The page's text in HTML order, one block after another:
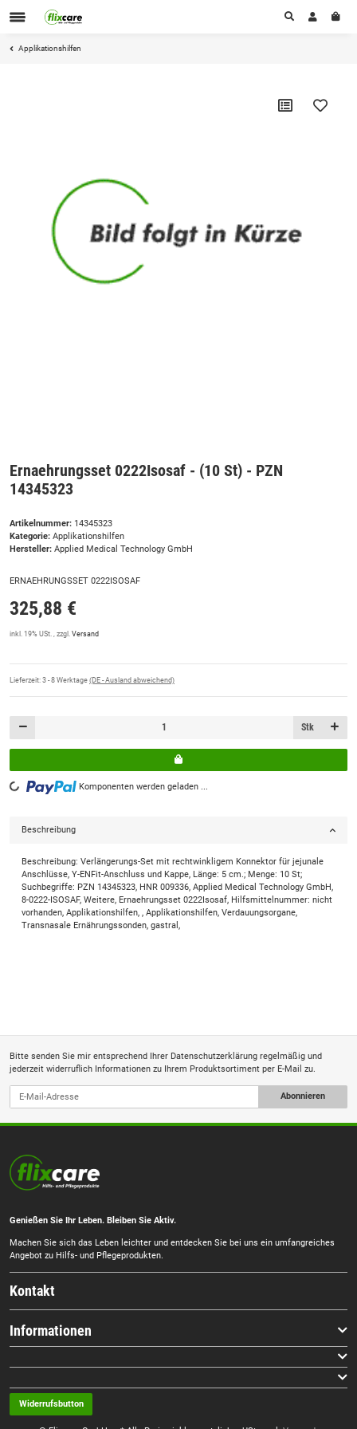
Applikationshilfen
Ernaehrungsset 0222Isosaf - (10 St) - PZN
14345323
Artikelnummer: 14345323
Kategorie: Applikationshilfen
Hersteller: Applied Medical Technology GmbH
ERNAEHRUNGSSET 0222ISOSAF
325,88 €
inkl. 19% USt. , zzgl. Versand
Lieferzeit: 3 - 8 Werktage (DE - Ausland abweichend)
Stk
Loading... Komponenten werden geladen ...
Beschreibung
Beschreibung: Verlängerungs-Set mit rechtwinkligem Konnektor für jejunale
Anschlüsse, Y-ENFit-Anschluss und Kappe, Länge: 5 cm.; Menge: 10 St;
Suchbegriffe: PZN 14345323, HNR 009336, Applied Medical Technology GmbH,
8-0222-ISOSAF, Weitere, Ernaehrungsset 0222Isosaf, Hilfsmittelnummer: nicht
vorhanden, Applikationshilfen, , Applikationshilfen, Verdauungsorgane,
Transnasale Ernährungssonden, gastral,
Bitte senden Sie mir entsprechend Ihrer Datenschutzerklärung regelmäßig und
jederzeit widerruflich Informationen zu Ihrem Produktsortiment per E-Mail zu.
Abonnieren
Genießen Sie Ihr Leben. Bleiben Sie Aktiv.
Machen Sie sich das Leben leichter und entdecken Sie bei uns ein umfangreiches
Angebot zu Hilfs- und Pflegeprodukten.
Kontakt
Informationen
Widerrufsbutton